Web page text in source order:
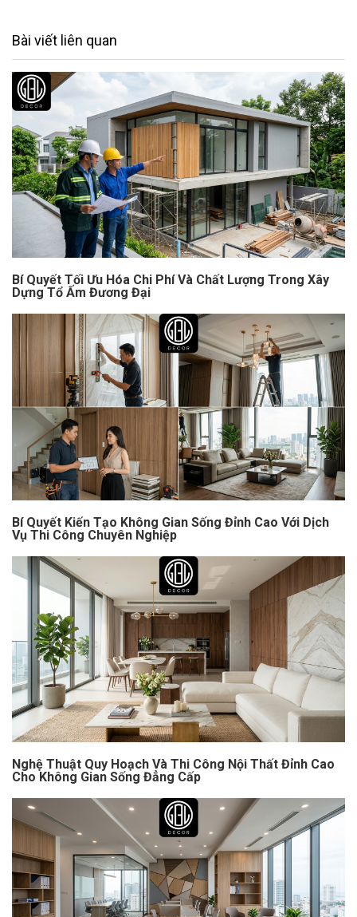
Bài viết liên quan
Bí Quyết Tối Ưu Hóa Chi Phí Và Chất Lượng Trong Xây
Dựng Tổ Ấm Đương Đại
Bí Quyết Kiến Tạo Không Gian Sống Đỉnh Cao Với Dịch
Vụ Thi Công Chuyên Nghiệp
Nghệ Thuật Quy Hoạch Và Thi Công Nội Thất Đỉnh Cao
Cho Không Gian Sống Đẳng Cấp